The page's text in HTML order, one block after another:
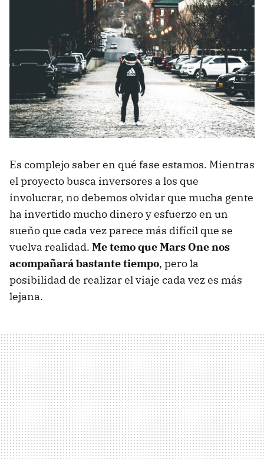
Es complejo saber en qué fase estamos. Mientras
el proyecto busca inversores a los que
involucrar, no debemos olvidar que mucha gente
ha invertido mucho dinero y esfuerzo en un
sueño que cada vez parece más difícil que se
vuelva realidad. Me temo que Mars One nos
acompañará bastante tiempo, pero la
posibilidad de realizar el viaje cada vez es más
lejana.